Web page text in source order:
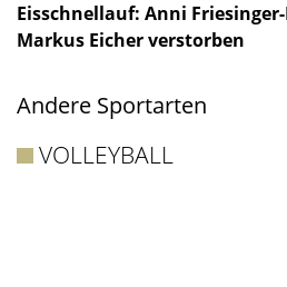
Eisschnellauf: Anni
Markus Eicher verstorben
Andere Sportarten
VOLLEYBALL